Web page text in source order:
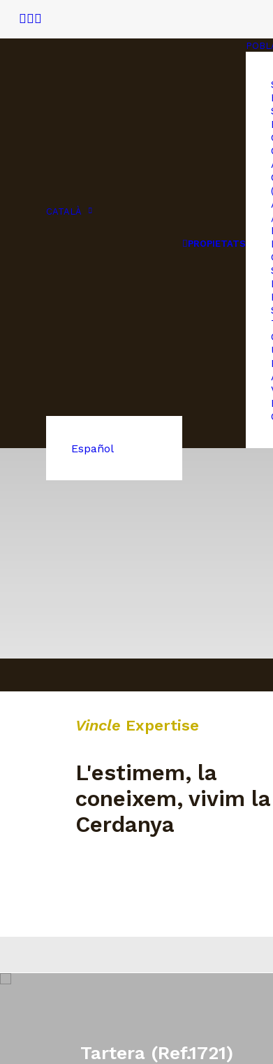
CATALÀ
Español
PROPIETATS
Vincle Expertise
L'estimem, la
coneixem, vivim la
Cerdanya
Tartera (Ref.1721)